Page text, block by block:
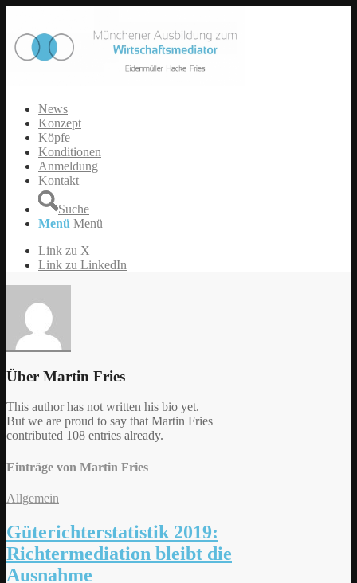
News
Konzept
Köpfe
Konditionen
Anmeldung
Kontakt
Suche
Menü Menü
Link zu X
Link zu LinkedIn
Über Martin Fries
This author has not written his bio yet.
But we are proud to say thatMartin Fries
contributed 108 entries already.
Einträge von Martin Fries
Allgemein
Güterichterstatistik 2019:
Richtermediation bleibt die
Ausnahme